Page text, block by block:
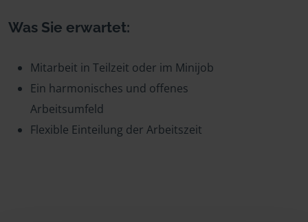
Was Sie erwartet:
Mitarbeit in Teilzeit oder im Minijob
Ein harmonisches und offenes
Arbeitsumfeld
Flexible Einteilung der Arbeitszeit